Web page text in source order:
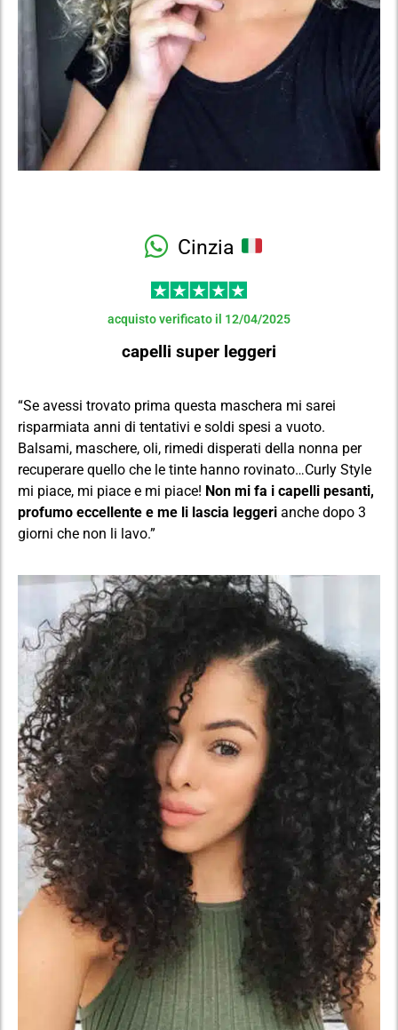
Cinzia
acquisto verificato il 12/04/2025
capelli super leggeri
“Se avessi trovato prima questa maschera mi sarei
risparmiata anni di tentativi e soldi spesi a vuoto.
Balsami, maschere, oli, rimedi disperati della nonna per
recuperare quello che le tinte hanno rovinato…Curly Style
mi piace, mi piace e mi piace! Non mi fa i capelli pesanti,
profumo eccellente e me li lascia leggeri anche dopo 3
giorni che non li lavo.”